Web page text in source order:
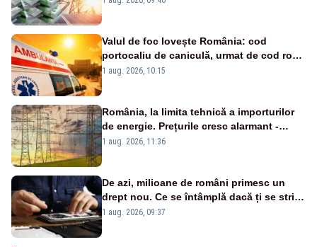
Valul de foc lovește România: cod
portocaliu de caniculă, urmat de cod roșu
duminică. Temperaturile urcă spre 40°C
1 aug. 2026, 10:15
România, la limita tehnică a importurilor
de energie. Prețurile cresc alarmant -
Analiză Realitatea Plus
1 aug. 2026, 11:36
De azi, milioane de români primesc un
drept nou. Ce se întâmplă dacă ți se strică
un produs
1 aug. 2026, 09:37